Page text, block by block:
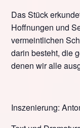
Das Stück
Hoffnungen und
vermeintlichen
darin besteht, die
denen wir alle
Inszenierung: